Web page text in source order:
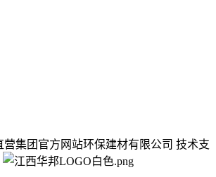
营集团官方网站环保建材有限公司 技术支